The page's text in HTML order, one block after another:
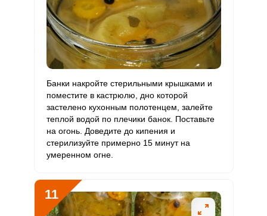
Банки накройте стерильными крышками и
поместите в кастрюлю, дно которой
застелено кухонным полотенцем, залейте
теплой водой по плечики банок. Поставьте
на огонь. Доведите до кипения и
стерилизуйте примерно 15 минут на
умеренном огне.
11